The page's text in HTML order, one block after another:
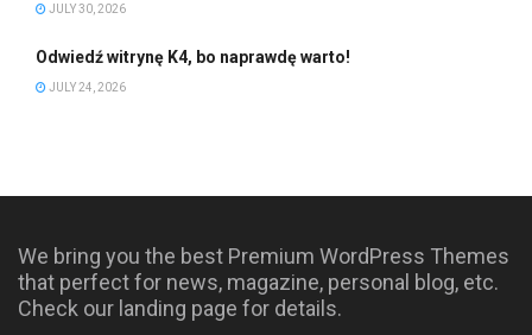
JULY 30, 2026
Odwiedź witrynę K4, bo naprawdę warto!
JULY 24, 2026
We bring you the best Premium WordPress Themes
that perfect for news, magazine, personal blog, etc.
Check our landing page for details.